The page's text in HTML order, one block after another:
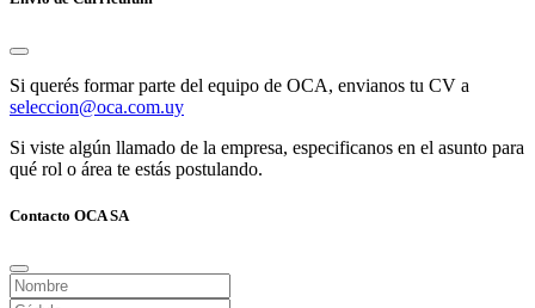
Si querés formar parte del equipo de OCA, envianos tu CV a
seleccion@oca.com.uy
Si viste algún llamado de la empresa, especificanos en el asunto para
qué rol o área te estás postulando.
Contacto OCA SA